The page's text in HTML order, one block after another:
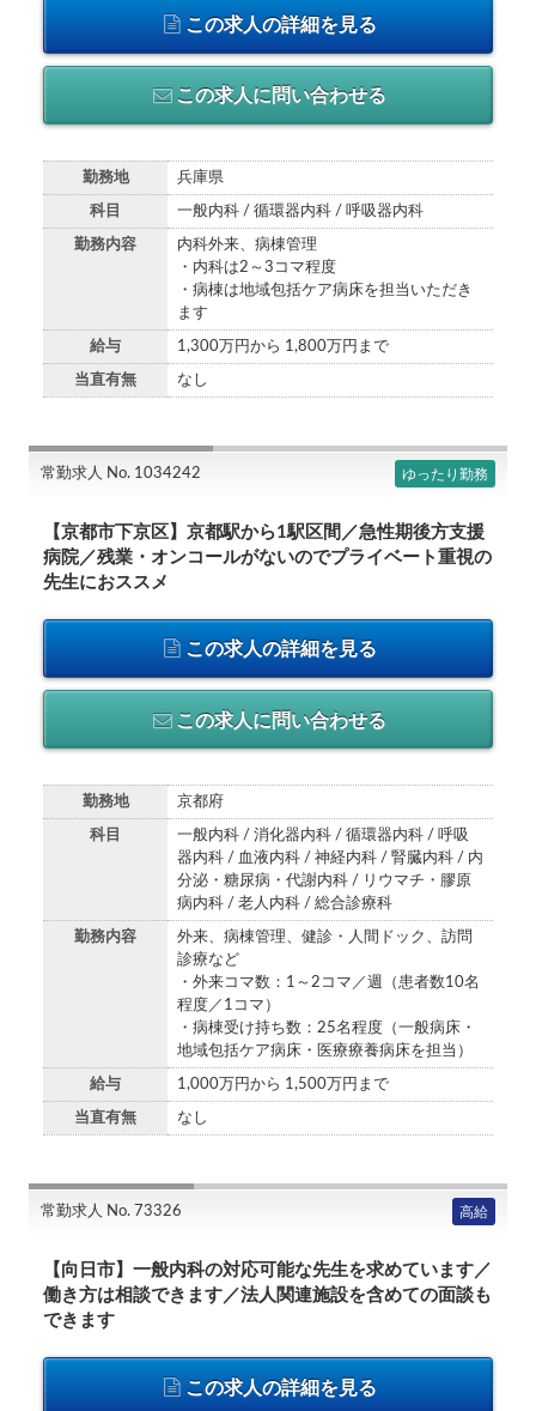
この求人の詳細を見る
この求人に問い合わせる
勤務地 兵庫県
科目 一般内科 / 循環器内科 / 呼吸器内科
勤務内容
内科外来、病棟管理
・内科は2～3コマ程度
・病棟は地域包括ケア病床を担当いただき
ます
給与 1,300万円から 1,800万円まで
当直有無 なし
常勤求人 No. 1034242 ゆったり勤務
【京都市下京区】京都駅から1駅区間／急性期後方支援
病院／残業・オンコールがないのでプライベート重視の
先生におススメ
この求人の詳細を見る
この求人に問い合わせる
勤務地 京都府
科目
一般内科 / 消化器内科 / 循環器内科 / 呼吸
器内科 / 血液内科 / 神経内科 / 腎臓内科 / 内
分泌・糖尿病・代謝内科 / リウマチ・膠原
病内科 / 老人内科 / 総合診療科
勤務内容
外来、病棟管理、健診・人間ドック、訪問
診療など
・外来コマ数：1～2コマ／週（患者数10名
程度／1コマ）
・病棟受け持ち数：25名程度（一般病床・
地域包括ケア病床・医療療養病床を担当）
給与 1,000万円から 1,500万円まで
当直有無 なし
常勤求人 No. 73326 高給
【向日市】一般内科の対応可能な先生を求めています／
働き方は相談できます／法人関連施設を含めての面談も
できます
この求人の詳細を見る